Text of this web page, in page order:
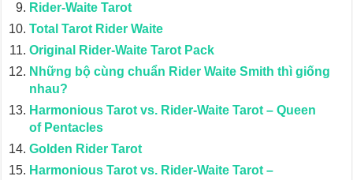
Rider-Waite Tarot
Total Tarot Rider Waite
Original Rider-Waite Tarot Pack
Những bộ cùng chuẩn Rider Waite Smith thì giống
nhau?
Harmonious Tarot vs. Rider-Waite Tarot – Queen
of Pentacles
Golden Rider Tarot
Harmonious Tarot vs. Rider-Waite Tarot –